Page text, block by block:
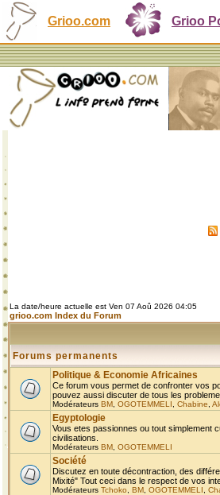
Grioo.com Grioo
La date/heure actuelle est Ven 07 Aoû 2026 04:05
grioo.com Index du Forum
Forums permanents
Politique & Economie Africaines
Ce forum vous permet de confronter vos
pouvez aussi discuter de tous les
Modérateurs BM OGOTEMMELI Chabine
Egyptologie
Vous etes passionnes ou tout simplement
civilisations.
Modérateurs BM OGOTEMMELI
Société
Discutez en toute décontraction, des
Mixité" Tout ceci dans le respect de vos
Modérateurs Tchoko BM OGOTEMMELI